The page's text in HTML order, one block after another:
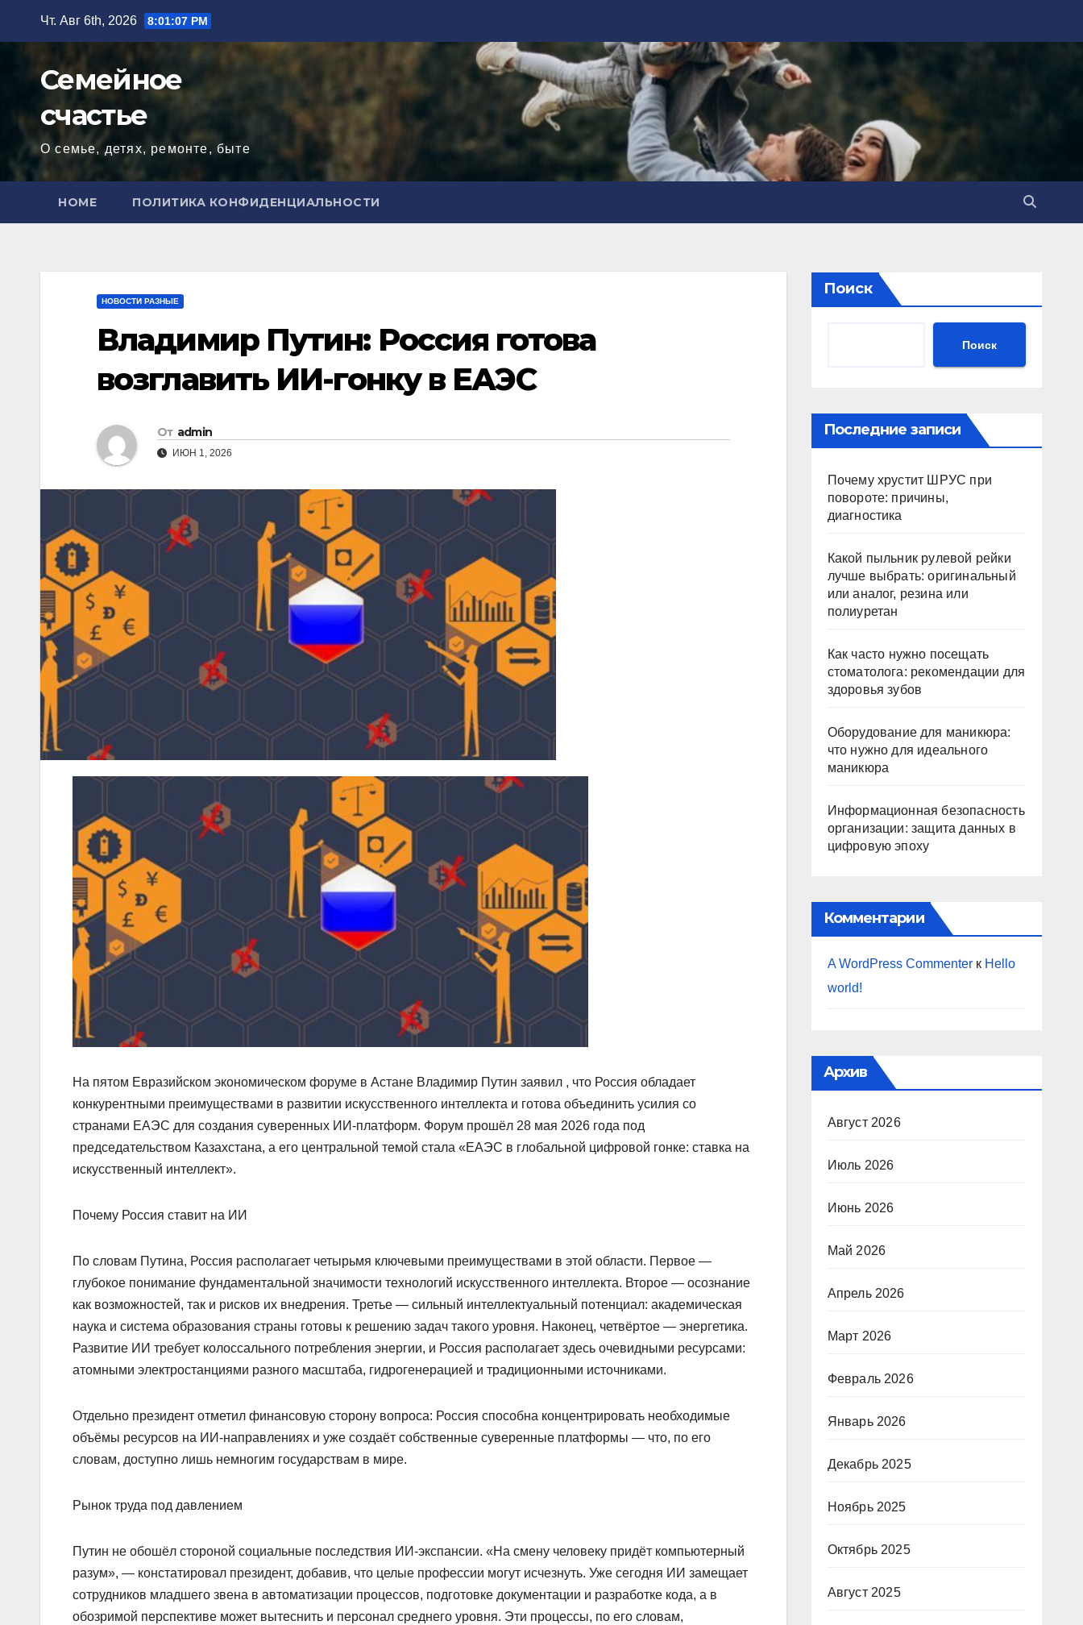
содержимому
Чт. Авг 6th, 2026 8:01:08 PM
Семейное
счастье
О семье, детях, ремонте, быте
HOME ПОЛИТИКА КОНФИДЕНЦИАЛЬНОСТИ
НОВОСТИ РАЗНЫЕ
Владимир Путин: Россия готова
возглавить ИИ-гонку в ЕАЭС
От admin
ИЮН 1, 2026
На пятом Евразийском экономическом форуме в Астане Владимир Путин заявил , что Россия обладает
конкурентными преимуществами в развитии искусственного интеллекта и готова объединить усилия со
странами ЕАЭС для создания суверенных ИИ-платформ. Форум прошёл 28 мая 2026 года под
председательством Казахстана, а его центральной темой стала «ЕАЭС в глобальной цифровой гонке: ставка на
искусственный интеллект».
Почему Россия ставит на ИИ
По словам Путина, Россия располагает четырьмя ключевыми преимуществами в этой области. Первое —
глубокое понимание фундаментальной значимости технологий искусственного интеллекта. Второе — осознание
как возможностей, так и рисков их внедрения. Третье — сильный интеллектуальный потенциал: академическая
наука и система образования страны готовы к решению задач такого уровня. Наконец, четвёртое — энергетика.
Развитие ИИ требует колоссального потребления энергии, и Россия располагает здесь очевидными ресурсами:
атомными электростанциями разного масштаба, гидрогенерацией и традиционными источниками.
Отдельно президент отметил финансовую сторону вопроса: Россия способна концентрировать необходимые
объёмы ресурсов на ИИ-направлениях и уже создаёт собственные суверенные платформы — что, по его
словам, доступно лишь немногим государствам в мире.
Рынок труда под давлением
Путин не обошёл стороной социальные последствия ИИ-экспансии. «На смену человеку придёт компьютерный
разум», — констатировал президент, добавив, что целые профессии могут исчезнуть. Уже сегодня ИИ замещает
сотрудников младшего звена в автоматизации процессов, подготовке документации и разработке кода, а в
обозримой перспективе может вытеснить и персонал среднего уровня. Эти процессы, по его словам,
Поиск
Поиск
Последние записи
Почему хрустит ШРУС при
повороте: причины,
диагностика
Какой пыльник рулевой рейки
лучше выбрать: оригинальный
или аналог, резина или
полиуретан
Как часто нужно посещать
стоматолога: рекомендации для
здоровья зубов
Оборудование для маникюра:
что нужно для идеального
маникюра
Информационная безопасность
организации: защита данных в
цифровую эпоху
Комментарии
A WordPress Commenterк Hello
world!
Архив
Август 2026
Июль 2026
Июнь 2026
Май 2026
Апрель 2026
Март 2026
Февраль 2026
Январь 2026
Декабрь 2025
Ноябрь 2025
Октябрь 2025
Август 2025